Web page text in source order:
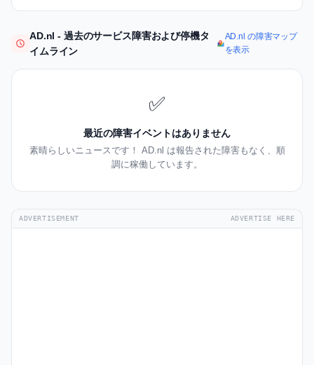
AD.nl - 過去のサービス障害および停機タ
イムライン
AD.nl の障害マップ
を表示
✅
最近の障害イベントはありません
素晴らしいニュースです！ AD.nl は報告された障害もなく、順
調に稼働しています。
ADVERTISEMENT ADVERTISE HERE